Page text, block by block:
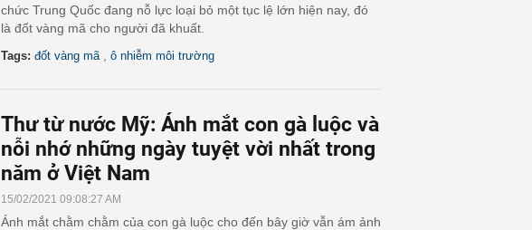
chức Trung Quốc đang nỗ lực loại bỏ một tục lệ lớn hiện nay, đó
là đốt vàng mã cho người đã khuất.
Tags: đốt vàng mã ô nhiễm môi trường
Thư từ nước Mỹ: Ánh mắt con gà luộc và
nỗi nhớ những ngày tuyệt vời nhất trong
năm ở Việt Nam
15/02/2021 09:08:27 AM
Ánh mắt chằm chằm của con gà luộc cho đến bây giờ vẫn ám ảnh